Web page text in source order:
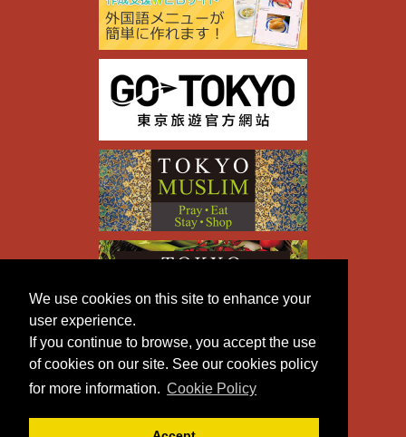
We use cookies on this site to enhance your
user experience.
If you continue to browse, you accept the use
of cookies on our site. See our cookies policy
for more information. Cookie Policy